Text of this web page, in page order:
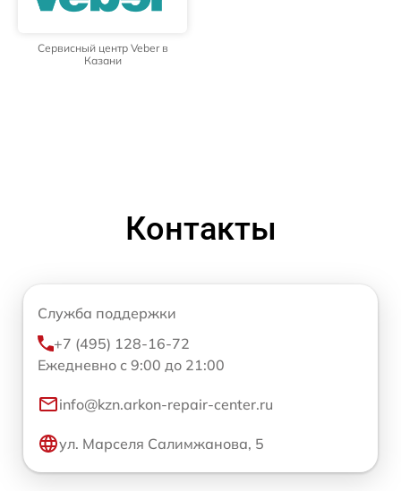
Сервисный центр Veber в
Казани
Контакты
Служба поддержки
+7 (495) 128-16-72
Ежедневно с 9:00 до 21:00
info@kzn.arkon-repair-center.ru
ул. Марселя Салимжанова, 5